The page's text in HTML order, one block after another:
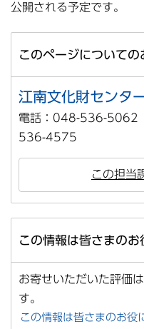
公開される予定です。
このページについての
江南文化財センタ
電話：048-536-5062
536-4575
この担当
この情報は皆さまのお
お寄せいただいた評価
す。
この情報は皆さまのお役